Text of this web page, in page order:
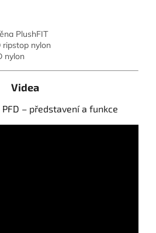
PlushFIT
ripstop nylon
nylon
Videa
PFD – představení a funkce